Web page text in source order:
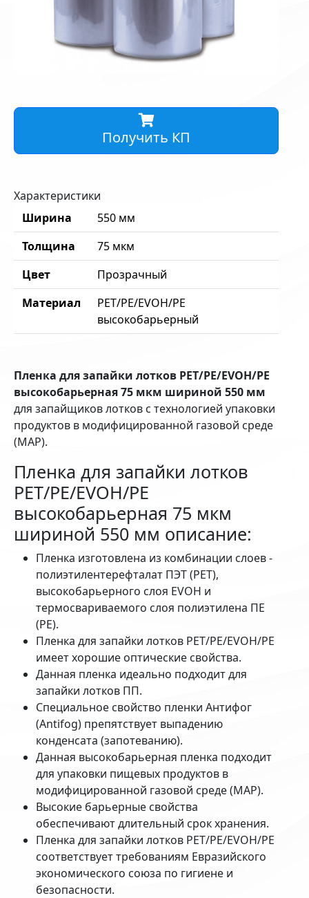
Получить КП
Характеристики
Ширина
550 мм
Толщина
75 мкм
Цвет
Прозрачный
Материал
PET/PE/EVOH/PE
высокобарьерный
Пленка для запайки лотков PET/PE/EVOH/PE
высокобарьерная 75 мкм шириной 550 мм
для запайщиков лотков с технологией упаковки
продуктов в модифицированной газовой среде
(MAP).
Пленка для запайки лотков
PET/PE/EVOH/PE
высокобарьерная 75 мкм
шириной 550 мм описание:
Пленка изготовлена из комбинации слоев -
полиэтилентерефталат ПЭТ (PET),
высокобарьерного слоя EVOH и
термосвариваемого слоя полиэтилена ПЕ
(РЕ).
Пленка для запайки лотков PET/PE/EVOH/PE
имеет хорошие оптические свойства.
Данная пленка идеально подходит для
запайки лотков ПП.
Специальное свойство пленки Антифог
(Antifog) препятствует выпадению
конденсата (запотеванию).
Данная высокобарьерная пленка подходит
для упаковки пищевых продуктов в
модифицированной газовой среде (MAP).
Высокие барьерные свойства
обеспечивают длительный срок хранения.
Пленка для запайки лотков PET/PE/EVOH/PE
соответствует требованиям Евразийского
экономического союза по гигиене и
безопасности.